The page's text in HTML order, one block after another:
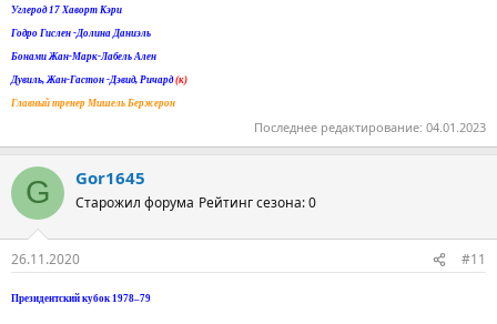
Углерод 17 Хаворт Кэри
Годро Гислен -Долина Даниэль
Бонами Жан-Марк-Лабель Ален
Дувиль, Жан-Гастон -Дэвид, Ричард(к)
Главный тренер Мишель Бержерон
Последнее редактирование: 04.01.2023
G Gor1645
Старожил форума Рейтинг сезона: 0
26.11.2020 #11
Президентский кубок 1978–79